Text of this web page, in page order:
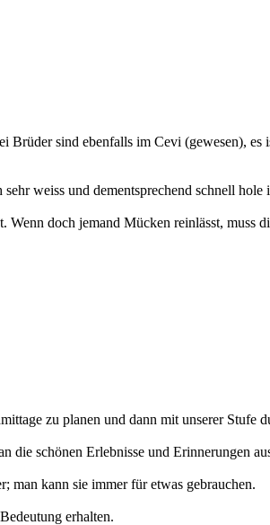
sind ebenfalls im Cevi (gewesen), es
weiss und dementsprechend schnell hole
doch jemand Mücken reinlässt, muss
zu planen und dann mit unserer Stufe
die schönen Erlebnisse und Erinnerungen
man kann sie immer für etwas gebrauchen.
erhalten.